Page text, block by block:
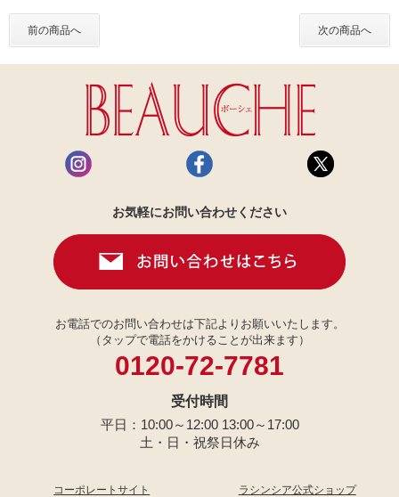
前の商品へ 次の商品へ
お気軽にお問い合わせください
お電話でのお問い合わせは下記よりお願いいたします。
（タップで電話をかけることが出来ます）
0120-72-7781
受付時間
平日：10:00～12:00 13:00～17:00
土・日・祝祭日休み
コーポレートサイト
ラシンシア公式ショップ